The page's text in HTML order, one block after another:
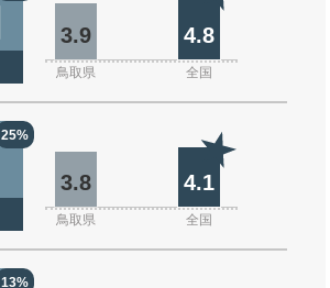
3.9 4.8
鳥取県 全国
25%
3.8 4.1
鳥取県 全国
13%